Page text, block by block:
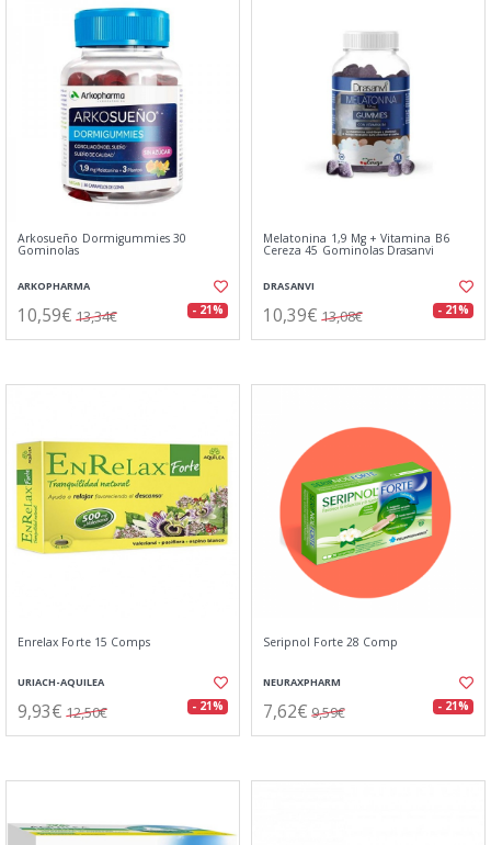
Arkosueño Dormigummies 30
Gominolas
ARKOPHARMA
10,59€ 13,34€ - 21%
Melatonina 1,9 Mg + Vitamina B6
Cereza 45 Gominolas Drasanvi
DRASANVI
10,39€ 13,08€ - 21%
Enrelax Forte 15 Comps
URIACH-AQUILEA
9,93€ 12,50€ - 21%
Seripnol Forte 28 Comp
NEURAXPHARM
7,62€ 9,59€ - 21%